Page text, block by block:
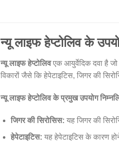
न्यू लाइफ हेप्टोलिव के
न्यू लाइफ हेप्टोलिवएक आयुर्वेदिक दवा है
विकारों जैसे कि हेपेटाइटिस, जिगर की
न्यू लाइफ हेप्टोलिव के प्रमुख उपयोग
जिगर की सिरोसिस: यह जिगर की
हेपेटाइटिस: यह हेपेटाइटिस के कारण